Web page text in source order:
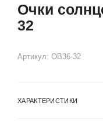
Очки
32
Артикул: OB36-32
ХАРАКТЕРИСТИКИ